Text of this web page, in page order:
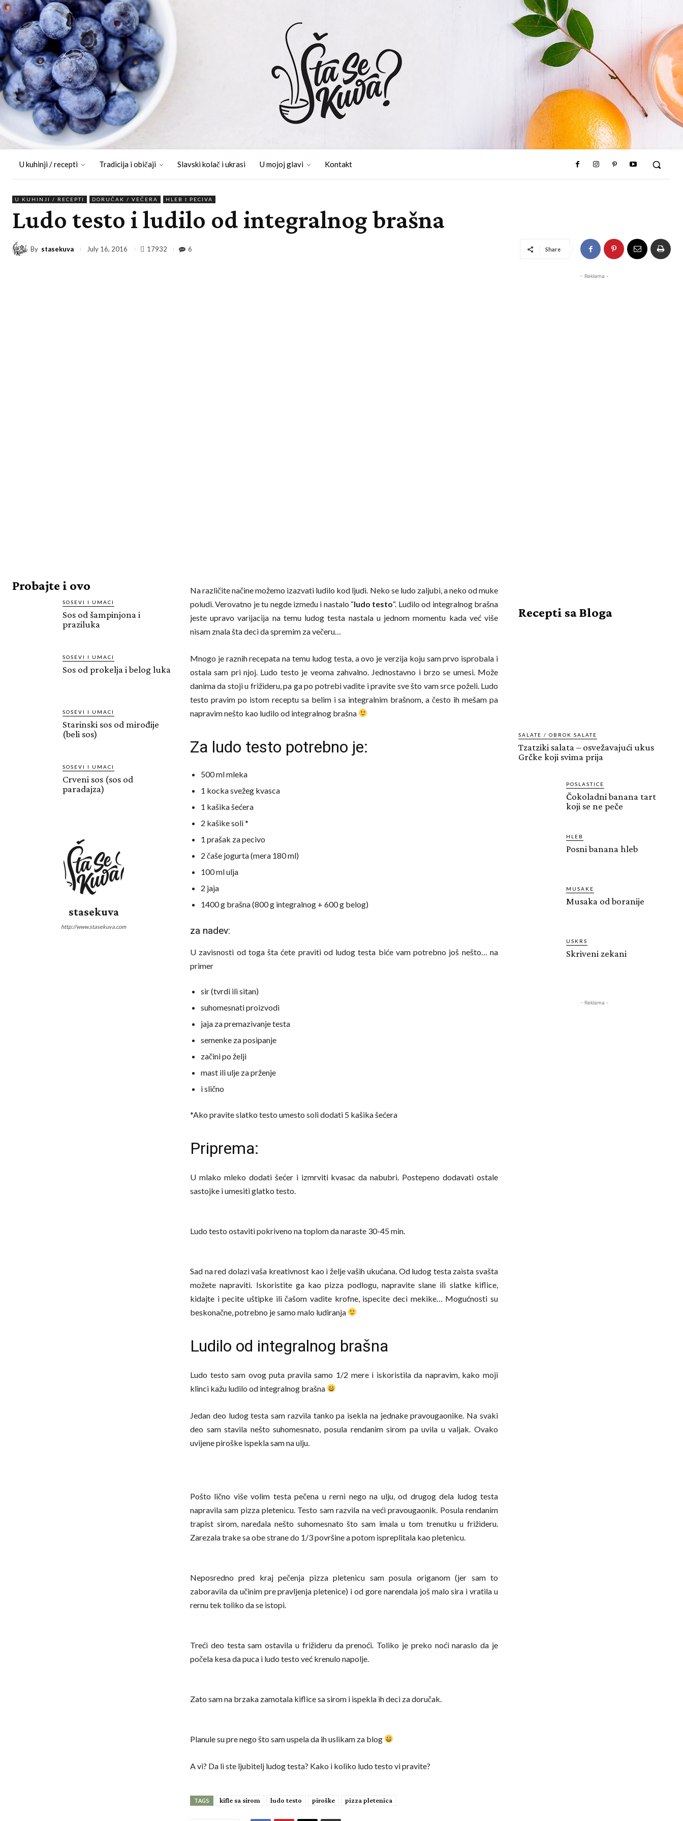
U kuhinji / recepti Tradicija i običaji Slavski kolač i ukrasi U mojoj glavi Kontakt
U KUHINJI / RECEPTI DORUČAK / VEČERA HLEB I PECIVA
Ludo testo i ludilo od integralnog brašna
By stasekuva July 16, 2016 17932 6 Share
Probajte i ovo
SOSEVI I UMACI
Sos od šampinjona i
praziluka
SOSEVI I UMACI
Sos od prokelja i belog luka
SOSEVI I UMACI
Starinski sos od mirođije
(beli sos)
SOSEVI I UMACI
Crveni sos (sos od
paradajza)
stasekuva
http://www.stasekuva.com
Na različite načine možemo izazvati ludilo kod ljudi. Neko se ludo zaljubi, a neko od muke
poludi. Verovatno je tu negde između i nastalo “ludo testo“. Ludilo od integralnog brašna
jeste upravo varijacija na temu ludog testa nastala u jednom momentu kada već više
nisam znala šta deci da spremim za večeru…
Mnogo je raznih recepata na temu ludog testa, a ovo je verzija koju sam prvo isprobala i
ostala sam pri njoj. Ludo testo je veoma zahvalno. Jednostavno i brzo se umesi. Može
danima da stoji u frižideru, pa ga po potrebi vadite i pravite sve što vam srce poželi. Ludo
testo pravim po istom receptu sa belim i sa integralnim brašnom, a često ih mešam pa
napravim nešto kao ludilo od integralnog brašna
Za ludo testo potrebno je:
500 ml mleka
1 kocka svežeg kvasca
1 kašika šećera
2 kašike soli *
1 prašak za pecivo
2 čaše jogurta (mera 180 ml)
100 ml ulja
2 jaja
1400 g brašna (800 g integralnog + 600 g belog)
za nadev:
U zavisnosti od toga šta ćete praviti od ludog testa biće vam potrebno još nešto… na
primer
sir (tvrdi ili sitan)
suhomesnati proizvodi
jaja za premazivanje testa
semenke za posipanje
začini po želji
mast ili ulje za prženje
i slično
*Ako pravite slatko testo umesto soli dodati 5 kašika šećera
Priprema:
U mlako mleko dodati šećer i izmrviti kvasac da nabubri. Postepeno dodavati ostale
sastojke i umesiti glatko testo.
Ludo testo ostaviti pokriveno na toplom da naraste 30-45 min.
Sad na red dolazi vaša kreativnost kao i želje vaših ukućana. Od ludog testa zaista svašta
možete napraviti. Iskoristite ga kao pizza podlogu, napravite slane ili slatke kiflice,
kidajte i pecite uštipke ili čašom vadite krofne, ispecite deci mekike… Mogućnosti su
beskonačne, potrebno je samo malo ludiranja
Ludilo od integralnog brašna
Ludo testo sam ovog puta pravila samo 1/2 mere i iskoristila da napravim, kako moji
klinci kažu ludilo od integralnog brašna
Jedan deo ludog testa sam razvila tanko pa isekla na jednake pravougaonike. Na svaki
deo sam stavila nešto suhomesnato, posula rendanim sirom pa uvila u valjak. Ovako
uvijene piroške ispekla sam na ulju.
Pošto lično više volim testa pečena u rerni nego na ulju, od drugog dela ludog testa
napravila sam pizza pletenicu. Testo sam razvila na veći pravougaonik. Posula rendanim
trapist sirom, naređala nešto suhomesnato što sam imala u tom trenutku u frižideru.
Zarezala trake sa obe strane do 1/3 površine a potom ispreplitala kao pletenicu.
Neposredno pred kraj pečenja pizza pletenicu sam posula origanom (jer sam to
zaboravila da učinim pre pravljenja pletenice) i od gore narendala još malo sira i vratila u
rernu tek toliko da se istopi.
Treći deo testa sam ostavila u frižideru da prenoći. Toliko je preko noći naraslo da je
počela kesa da puca i ludo testo već krenulo napolje.
Zato sam na brzaka zamotala kiflice sa sirom i ispekla ih deci za doručak.
Planule su pre nego što sam uspela da ih uslikam za blog
A vi? Da li ste ljubitelj ludog testa? Kako i koliko ludo testo vi pravite?
TAGS kifle sa sirom ludo testo piroške pizza pletenica
- Reklama -
Recepti sa Bloga
SALATE / OBROK SALATE
Tzatziki salata – osvežavajući ukus
Grčke koji svima prija
POSLASTICE
Čokoladni banana tart
koji se ne peče
HLEB
Posni banana hleb
MUSAKE
Musaka od boranije
USKRS
Skriveni zekani
- Reklama -